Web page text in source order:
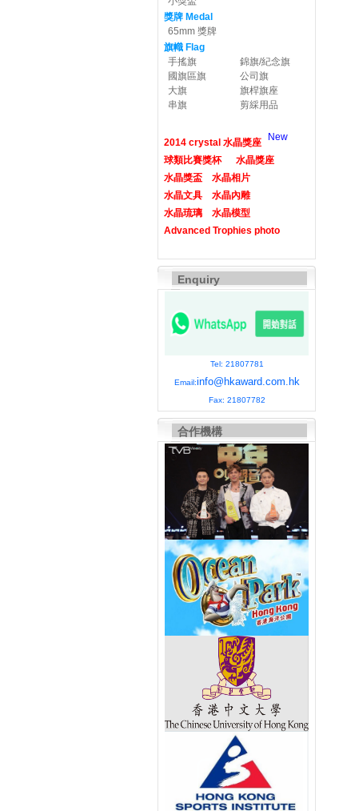
獎牌 Medal
65mm 獎牌
旗幟 Flag
手搖旗
錦旗/紀念旗
國旗區旗
公司旗
大旗
旗桿旗座
串旗
剪綵用品
2014 crystal 水晶獎座 New
球類比賽獎杯
水晶獎座
水晶獎盃
水晶相片
水晶文具
水晶內雕
水晶琉璃
水晶模型
Advanced Trophies photo
Enquiry
Tel: 21807781
Email:info@hkaward.com.hk
Fax: 21807782
合作機構